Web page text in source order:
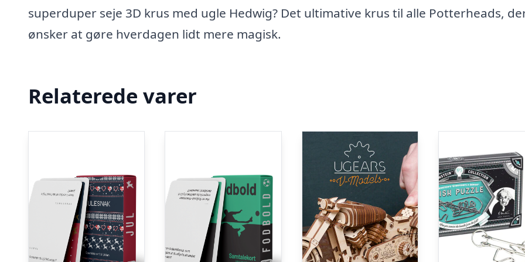
superduper seje 3D krus med ugle Hedwig? Det ultimative krus til alle Potterheads,
ønsker at gøre hverdagen lidt mere magisk.
Relaterede varer